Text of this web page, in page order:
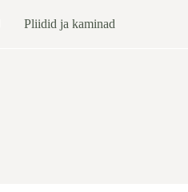
Pliidid ja kaminad